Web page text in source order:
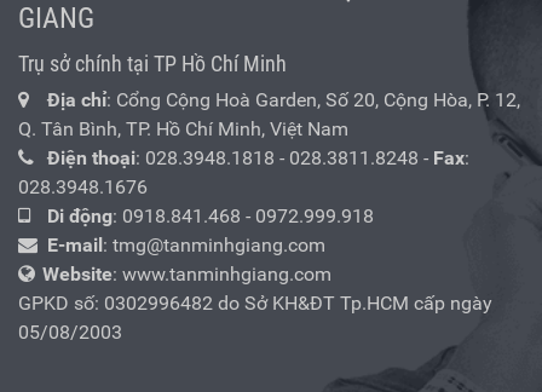
GIANG
Trụ sở chính tại TP Hồ Chí Minh
Địa chỉ: Cổng Cộng Hoà Garden, Số 20, Cộng Hòa, P. 12,
Q. Tân Bình, TP. Hồ Chí Minh, Việt Nam
Điện thoại: 028.3948.1818 - 028.3811.8248 - Fax:
028.3948.1676
Di động: 0918.841.468 - 0972.999.918
E-mail : tmg@tanminhgiang.com
Website: www.tanminhgiang.com
GPKD số: 0302996482 do Sở KH&ĐT Tp.HCM cấp ngày
05/08/2003